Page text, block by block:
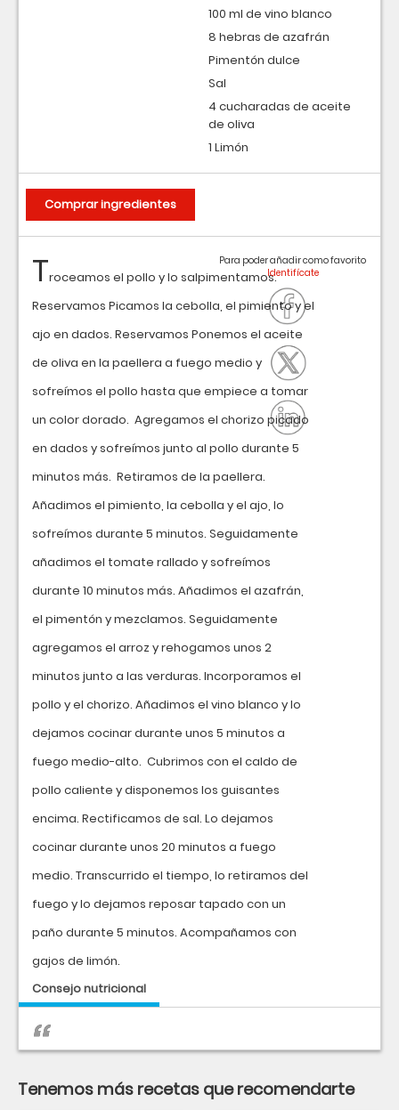
Troceamos el pollo y lo salpimentamos.
Reservamos Picamos la cebolla, el pimiento y el
ajo en dados. Reservamos Ponemos el aceite
de oliva en la paellera a fuego medio y
sofreímos el pollo hasta que empiece a tomar
un color dorado. Agregamos el chorizo picado
en dados y sofreímos junto al pollo durante 5
minutos más. Retiramos de la paellera.
Añadimos el pimiento, la cebolla y el ajo, lo
sofreímos durante 5 minutos. Seguidamente
añadimos el tomate rallado y sofreímos
durante 10 minutos más. Añadimos el azafrán,
el pimentón y mezclamos. Seguidamente
agregamos el arroz y rehogamos unos 2
minutos junto a las verduras. Incorporamos el
pollo y el chorizo. Añadimos el vino blanco y lo
dejamos cocinar durante unos 5 minutos a
fuego medio-alto. Cubrimos con el caldo de
pollo caliente y disponemos los guisantes
encima. Rectificamos de sal. Lo dejamos
cocinar durante unos 20 minutos a fuego
medio. Transcurrido el tiempo, lo retiramos del
fuego y lo dejamos reposar tapado con un
paño durante 5 minutos. Acompañamos con
gajos de limón.
Consejo nutricional
Para poder añadir como favorito
100 ml de vino blanco
8 hebras de azafrán
Pimentón dulce
Sal
4 cucharadas de aceite
de oliva
1 Limón
Comprar ingredientes
Tenemos más recetas que recomendarte